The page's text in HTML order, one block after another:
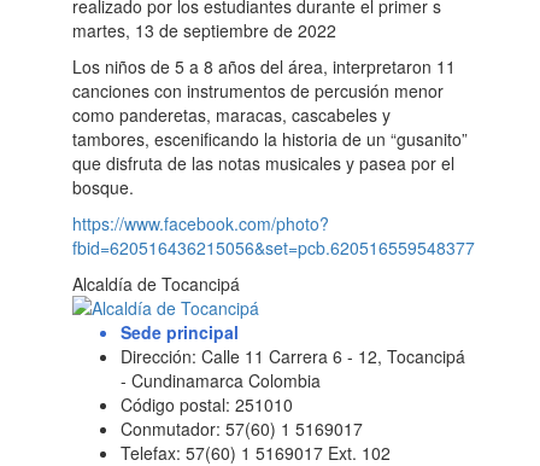
realizado por los estudiantes durante el primer s
martes, 13 de septiembre de 2022
Los niños de 5 a 8 años del área, interpretaron 11
canciones con instrumentos de percusión menor
como panderetas, maracas, cascabeles y
tambores, escenificando la historia de un “gusanito”
que disfruta de las notas musicales y pasea por el
bosque.
https://www.facebook.com/photo?
fbid=620516436215056&set=pcb.620516559548377
Alcaldía de Tocancipá
Sede principal
Dirección: Calle 11 Carrera 6 - 12, Tocancipá
- Cundinamarca Colombia
Código postal: 251010
Conmutador: 57(60) 1 5169017
Telefax: 57(60) 1 5169017 Ext. 102